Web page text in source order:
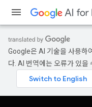
Google은 AI 기술을 사용하
다. AI 번역에는 오류가 있을